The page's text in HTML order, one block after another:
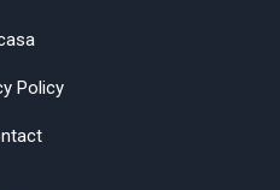
Policy